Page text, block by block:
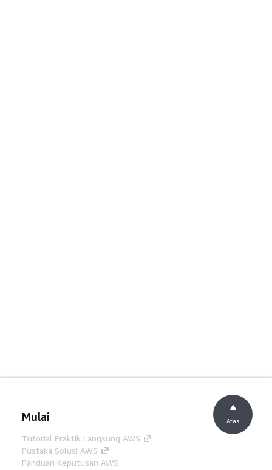
Mulai
Tutorial Praktik Langsung AWS
Pustaka Solusi AWS
Panduan Keputusan AWS
Atas